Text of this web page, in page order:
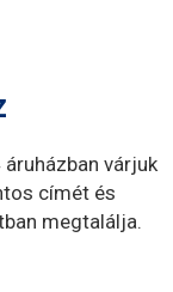
várjuk
címét és
megtalálja.